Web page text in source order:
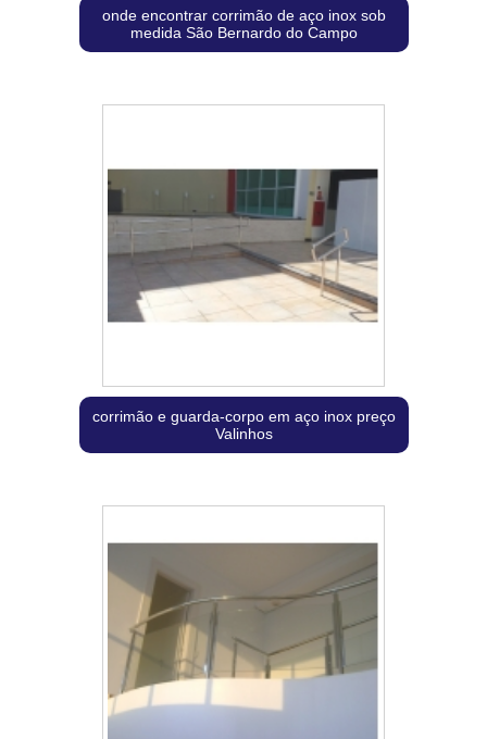
onde encontrar corrimão de aço inox sob
medida São Bernardo do Campo
corrimão e guarda-corpo em aço inox preço
Valinhos